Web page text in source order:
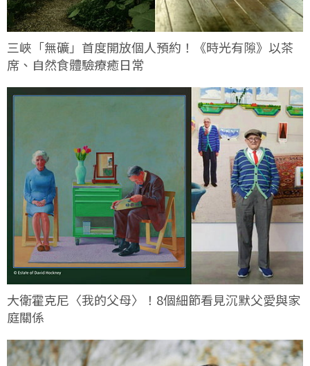
三峽「無礦」首度開放個人預約！《時光有隙》以茶
席、自然食體驗療癒日常
大衛霍克尼〈我的父母〉！8個細節看見沉默父愛與家
庭關係